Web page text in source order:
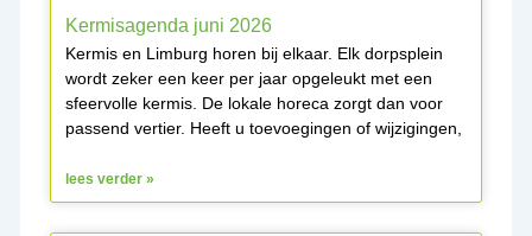
Kermisagenda juni 2026
Kermis en Limburg horen bij elkaar. Elk dorpsplein
wordt zeker een keer per jaar opgeleukt met een
sfeervolle kermis. De lokale horeca zorgt dan voor
passend vertier. Heeft u toevoegingen of wijzigingen,
lees verder »